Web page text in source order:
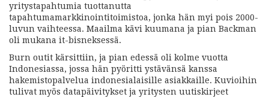
yritystapahtumia tuottanutta
tapahtumamarkkinointitoimistoa, jonka hän myi pois 2000-
luvun vaihteessa. Maailma kävi kuumana ja pian Backman
oli mukana it-bisneksessä.
Burn outit kärsittiin, ja pian edessä oli kolme vuotta
Indonesiassa, jossa hän pyöritti ystävänsä kanssa
hakemistopalvelua indonesialaisille asiakkaille. Kuvioihin
tulivat myös datapäivitykset ja yritysten uutiskirjeet